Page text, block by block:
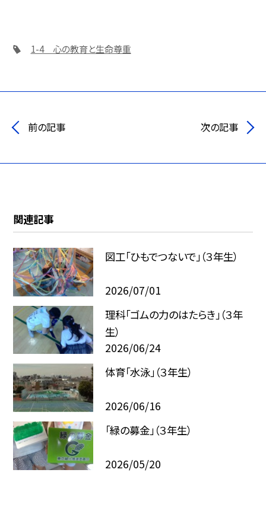
1-4 心の教育と生命尊重
前の記事 次の記事
関連記事
図工「ひもでつないで」（３年生）
2026/07/01
理科「ゴムの力のはたらき」（３年
生）
2026/06/24
体育「水泳」（３年生）
2026/06/16
「緑の募金」（３年生）
2026/05/20